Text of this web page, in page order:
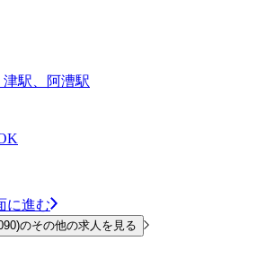
駅、阿漕駅
に進む
のその他の求人を見る